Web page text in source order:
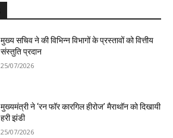
मुख्य सचिव ने की विभिन्न विभागों के प्रस्तावों को वित्तीय
संस्तुति प्रदान
25/07/2026
मुख्यमंत्री ने ‘रन फॉर कारगिल हीरोज’ मैराथॉन को दिखायी
हरी झंडी
25/07/2026